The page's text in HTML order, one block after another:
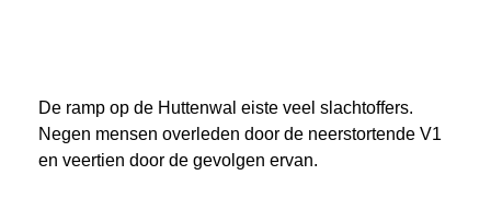
De ramp op de Huttenwal eiste veel slachtoffers.
Negen mensen overleden door de neerstortende V1
en veertien door de gevolgen ervan.